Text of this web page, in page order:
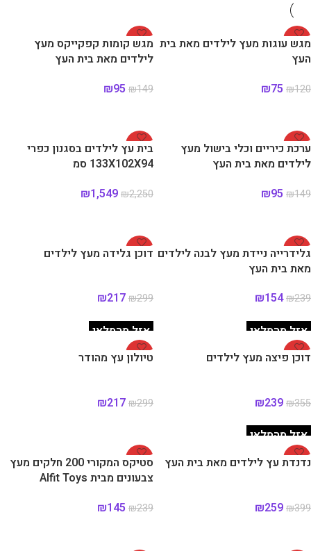
-38%
מגש עוגות מעץ לילדים מאת בית
העץ
₪120
₪75
-36%
מגש קומות קפקייקס מעץ
לילדים מאת בית העץ
₪149
₪95
-36%
ערכת כיריים וכלי בישול מעץ
לילדים מאת בית העץ
₪149
₪95
-31%
בית עץ לילדים בסגנון כפרי
133X102X94 סמ
₪2,250
₪1,549
-36%
גלידרייה ניידת מעץ לבנה לילדים
מאת בית העץ
אזל מהמלאי
₪239
₪154
מידע נוסף
-27%
דוכן גלידה מעץ לילדים
אזל מהמלאי
₪299
₪217
מידע נוסף
-33%
דוכן פיצה מעץ לילדים
אזל מהמלאי
₪355
₪239
מידע נוסף
-27%
טיולון עץ מהודר
₪299
₪217
-35%
נדנדת עץ לילדים מאת בית העץ
₪399
₪259
-39%
סטיקס המקורי 200 חלקים מעץ
צבעונים מבית Alfit Toys
₪239
₪145